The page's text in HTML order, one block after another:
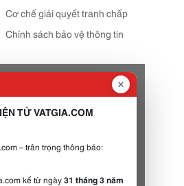
Cơ chế giải quyết tranh chấp
Chính sách bảo vệ thông tin
TỬ VATGIA.COM
– trân trọng thông báo:
kể từ ngày31 tháng 3 năm